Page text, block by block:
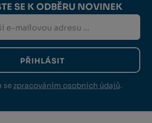
SE K ODBĚRU NOVINEK
PŘIHLÁSIT
se zpracováním osobních údajů.